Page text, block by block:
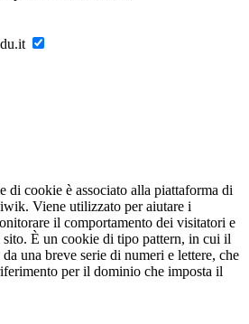
di cookie è associato alla piattaforma di
Viene utilizzato per aiutare i
il comportamento dei visitatori e
sito. È un cookie di tipo pattern, in cui il
una breve serie di numeri e lettere, che
per il dominio che imposta il